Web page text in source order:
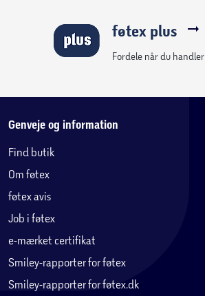
føtex plus
Fordele når du handler
Genveje og information
Find butik
Om føtex
føtex avis
Job i føtex
e-mærket certifikat
Smiley-rapporter for føtex
Smiley-rapporter for føtex.dk